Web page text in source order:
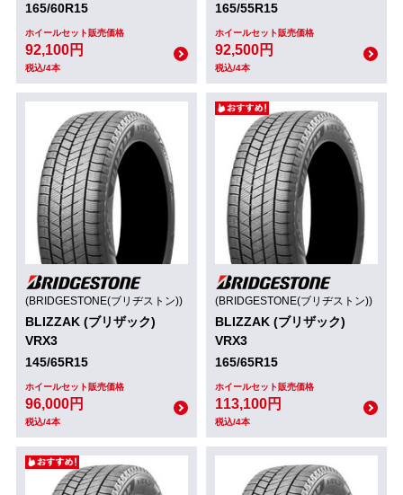
165/60R15
ホイールセット販売価格
92,100円
税込/4本
165/55R15
ホイールセット販売価格
92,500円
税込/4本
(BRIDGESTONE(ブリヂストン))
BLIZZAK (ブリザック)
VRX3
145/65R15
ホイールセット販売価格
96,000円
税込/4本
(BRIDGESTONE(ブリヂストン))
BLIZZAK (ブリザック)
VRX3
165/65R15
ホイールセット販売価格
113,100円
税込/4本